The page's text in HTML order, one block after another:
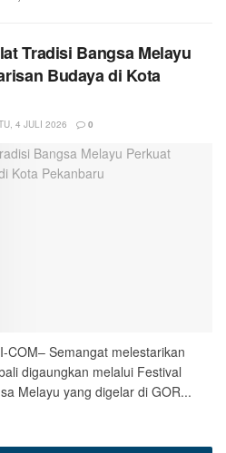
Tradisi Bangsa Melayu
Budaya di Kota
4 JULI 2026 0
COM– Semangat melestarikan
digaungkan melalui Festival
Melayu yang digelar di GOR...